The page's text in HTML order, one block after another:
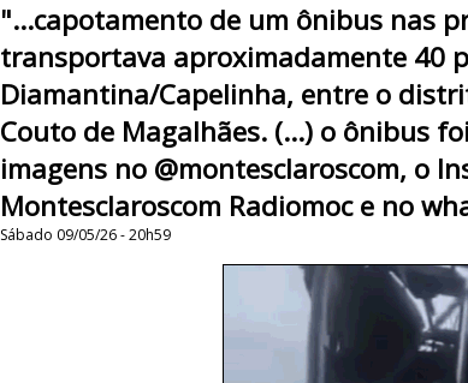
"...capotamento de um ônibus nas
transportava aproximadamente 40
Diamantina/Capelinha, entre o
Couto de Magalhães. (...) o ônibus
imagens no @montesclaroscom, o
Montesclaroscom Radiomoc e no
Sábado 09/05/26 - 20h59